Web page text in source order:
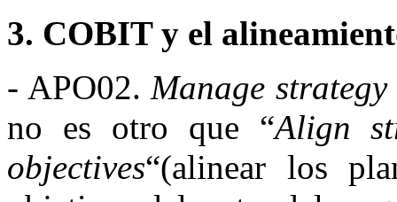
3. COBIT y el
- APO02. Manage strategy
no es otro que “Align
objectives“(alinear los